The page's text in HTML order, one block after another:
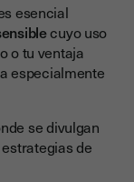
esencial
cuyo uso
o tu ventaja
especialmente
se divulgan
de